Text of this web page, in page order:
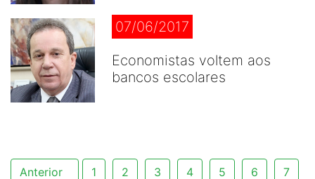
07/06/2017
Economistas voltem aos
bancos escolares
Anterior 1 2 3 4 5 6 7